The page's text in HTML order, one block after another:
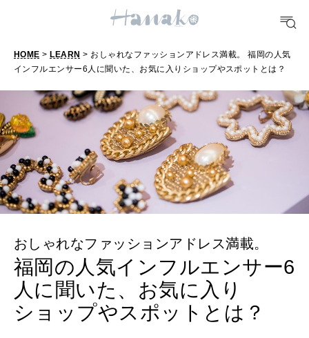
[12星座別] Monthly Love Holoscope
算命学がわかる今月のあなた
自分にやさしく
LEARN
MAMA
ママもいろいろ
SUSTAINABLE
CULTURE
自分を耕す
HOME > LEARN > おしゃれなファッションアドレス満載。 福岡の人気
インフルエンサー6人に聞いた、お気に入りショップやスポットとは？
おしゃれなファッションアドレス満載。
福岡の人気インフルエンサー6
人に聞いた、お気に入り
ショップやスポットとは？